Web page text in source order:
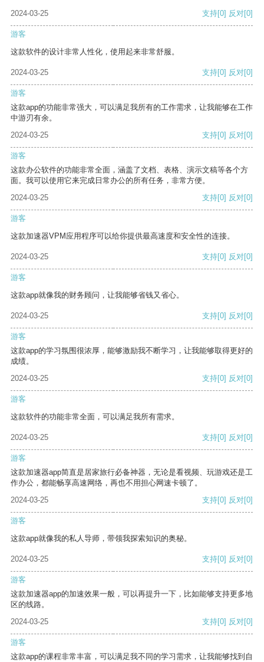
2024-03-25 支持[0] 反对[0]
游客
这款软件的设计非常人性化，使用起来非常舒服。
2024-03-25 支持[0] 反对[0]
游客
这款app的功能非常强大，可以满足我所有的工作需求，让我能够在工作
中游刃有余。
2024-03-25
支持[0] 反对[0]
游客
这款办公软件的功能非常全面，涵盖了文档、表格、演示文稿等各个方
面。我可以使用它来完成日常办公的所有任务，非常方便。
2024-03-25
支持[0] 反对[0]
游客
这款加速器VPM应用程序可以给你提供最高速度和安全性的连接。
2024-03-25 支持[0] 反对[0]
游客
这款app就像我的财务顾问，让我能够省钱又省心。
2024-03-25 支持[0] 反对[0]
游客
这款app的学习氛围很浓厚，能够激励我不断学习，让我能够取得更好的
成绩。
2024-03-25
支持[0] 反对[0]
游客
这款软件的功能非常全面，可以满足我所有需求。
2024-03-25 支持[0] 反对[0]
游客
这款加速器app简直是居家旅行必备神器，无论是看视频、玩游戏还是工
作办公，都能畅享高速网络，再也不用担心网速卡顿了。
2024-03-25
支持[0] 反对[0]
游客
这款app就像我的私人导师，带领我探索知识的奥秘。
2024-03-25 支持[0] 反对[0]
游客
这款加速器app的加速效果一般，可以再提升一下，比如能够支持更多地
区的线路。
2024-03-25
支持[0] 反对[0]
游客
这款app的课程非常丰富，可以满足我不同的学习需求，让我能够找到自